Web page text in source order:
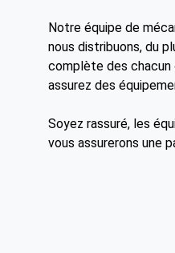
Notre équipe de
nous distribuons, du
complète des chacun
assurez des
Soyez rassuré, les
vous assurerons une